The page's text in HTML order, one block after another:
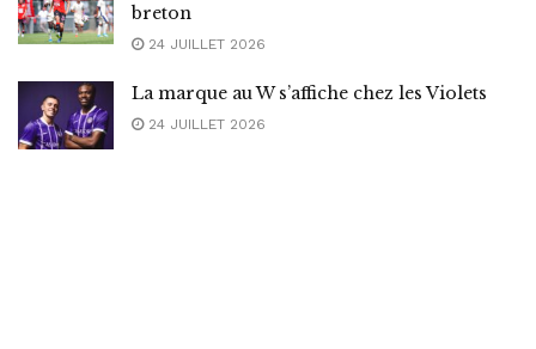
breton
24 JUILLET 2026
La marque au W s’affiche chez les Violets
24 JUILLET 2026